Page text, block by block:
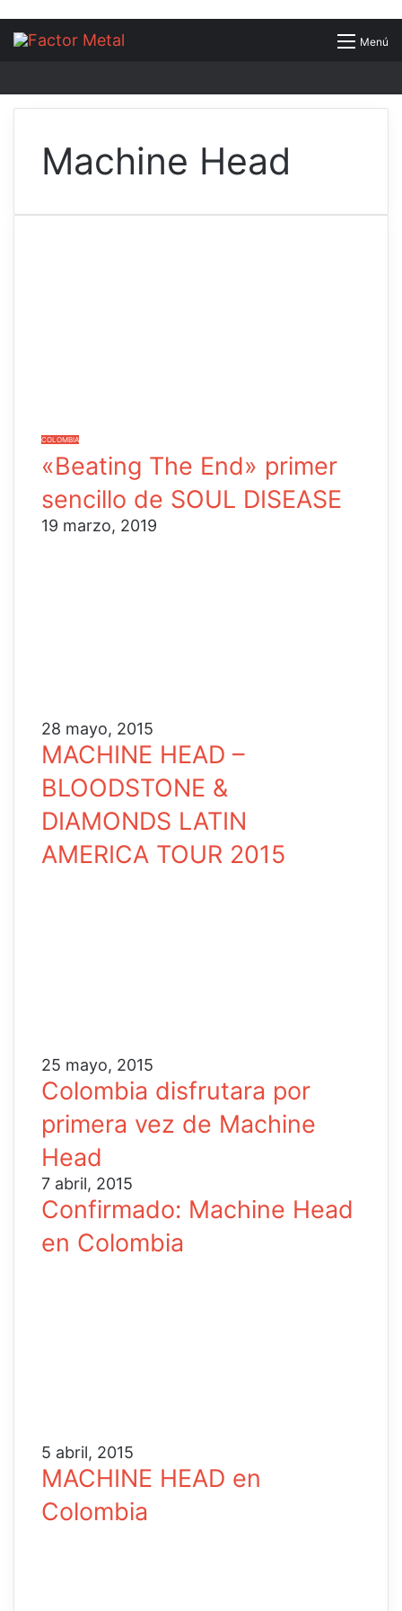
Menú
Buscar
Machine Head
COLOMBIA
«Beating The End» primer
sencillo de SOUL DISEASE
19 marzo, 2019
28 mayo, 2015
MACHINE HEAD –
BLOODSTONE &
DIAMONDS LATIN
AMERICA TOUR 2015
25 mayo, 2015
Colombia disfrutara por
primera vez de Machine
Head
7 abril, 2015
Confirmado: Machine Head
en Colombia
5 abril, 2015
MACHINE HEAD en
Colombia